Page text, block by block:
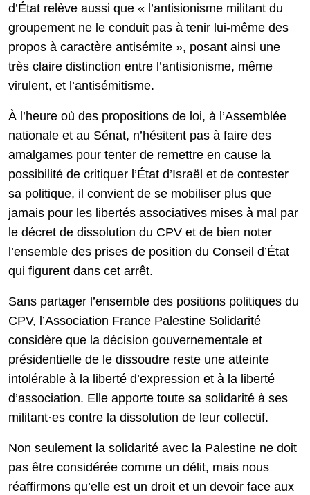
d’État relève aussi que « l’antisionisme militant du
groupement ne le conduit pas à tenir lui-même des
propos à caractère antisémite », posant ainsi une
très claire distinction entre l’antisionisme, même
virulent, et l’antisémitisme.
À l’heure où des propositions de loi, à l’Assemblée
nationale et au Sénat, n’hésitent pas à faire des
amalgames pour tenter de remettre en cause la
possibilité de critiquer l’État d’Israël et de contester
sa politique, il convient de se mobiliser plus que
jamais pour les libertés associatives mises à mal par
le décret de dissolution du CPV et de bien noter
l’ensemble des prises de position du Conseil d’État
qui figurent dans cet arrêt.
Sans partager l’ensemble des positions politiques du
CPV, l’Association France Palestine Solidarité
considère que la décision gouvernementale et
présidentielle de le dissoudre reste une atteinte
intolérable à la liberté d’expression et à la liberté
d’association. Elle apporte toute sa solidarité à ses
militant·es contre la dissolution de leur collectif.
Non seulement la solidarité avec la Palestine ne doit
pas être considérée comme un délit, mais nous
réaffirmons qu’elle est un droit et un devoir face aux